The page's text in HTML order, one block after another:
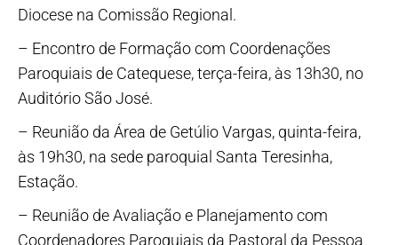
Diocese na Comissão Regional.
– Encontro de Formação com Coordenações
Paroquiais de Catequese, terça-feira, às 13h30, no
Auditório São José.
– Reunião da Área de Getúlio Vargas, quinta-feira,
às 19h30, na sede paroquial Santa Teresinha,
Estação.
– Reunião de Avaliação e Planejamento com
Coordenadores Paroquiais da Pastoral da Pessoa